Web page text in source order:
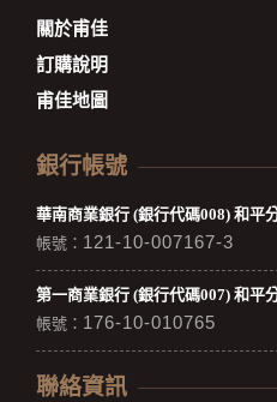
關於甫佳
訂購說明
甫佳地圖
銀行帳號
華南商業銀行 (銀行代碼008) 和平
帳號： 121-10-007167-3
第一商業銀行 (銀行代碼007) 和平
帳號： 176-10-010765
聯絡資訊